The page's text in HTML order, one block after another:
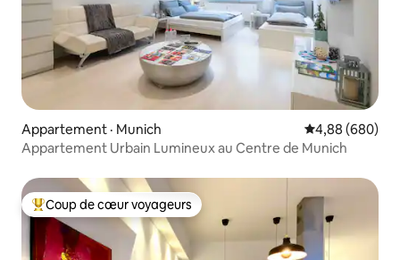
Appartement · Munich Note
4,88 (680)
Appartement Urbain Lumineux au Centre de Munich
Coup de cœur voyageurs parmi les plus aimés
Coup de cœur voyageurs